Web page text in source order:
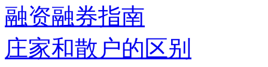
融资融券指南
庄家和散户的区别